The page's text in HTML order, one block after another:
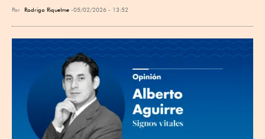
Por Rodrigo Riquelme 05/02/2026 - 13:52